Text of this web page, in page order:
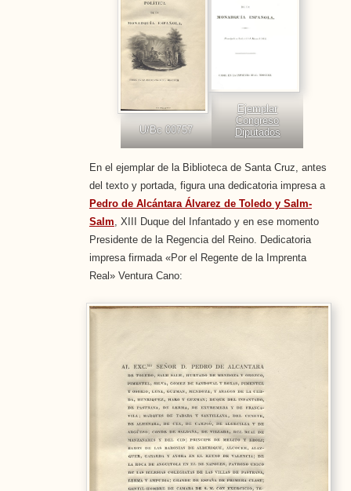
U/Bc 00757
Ejemplar
Congreso
Diputados
En el ejemplar de la Biblioteca de Santa Cruz, antes
del texto y portada, figura una dedicatoria impresa a
Pedro de Alcántara Álvarez de Toledo y Salm-
Salm, XIII Duque del Infantado y en ese momento
Presidente de la Regencia del Reino. Dedicatoria
impresa firmada «Por el Regente de la Imprenta
Real» Ventura Cano: